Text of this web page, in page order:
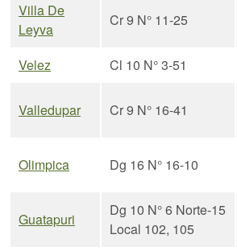
Villa De
Leyva
Cr 9 N° 11-25
Velez
Cl 10 N° 3-51
Valledupar Cr 9 N° 16-41
Olimpica Dg 16 N° 16-10
Guatapuri
Dg 10 N° 6 Norte-15
Local 102, 105